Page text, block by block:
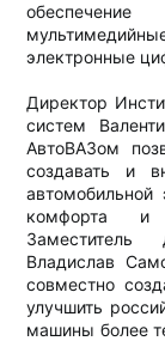
электронные
Директор
систем
АвтоВАЗом
создавать и
автомобильной
комфорта и
Заместитель
Владислав
совместно
улучшить
машины более